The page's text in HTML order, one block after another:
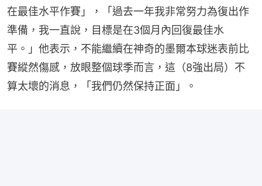
在最佳水平作賽」，「過去一年我非常努力為復出作
準備，我一直說，目標是在3個月內回復最佳水
平。」他表示，不能繼續在神奇的墨爾本球迷表前比
賽縱然傷感，放眼整個球季而言，這（8強出局）不
算太壞的消息，「我們仍然保持正面」。